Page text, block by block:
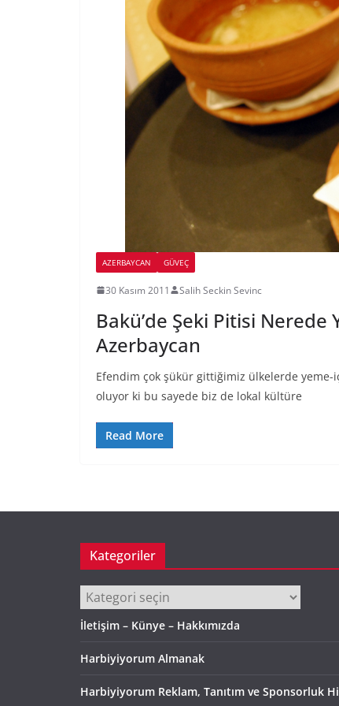
AZERBAYCAN GÜVEÇ
30 Kasım 2011 Salih Seckin Sevinc
Bakü’de Şeki Pitisi
Azerbaycan
Efendim çok şükür gittiğimiz ülkelerde yeme-
oluyor ki bu sayede biz de lokal kültüre
Read More
Kategoriler
Kategoriler
İletişim – Künye – Hakkımızda
Harbiyiyorum Almanak
Harbiyiyorum Reklam, Tanıtım ve Sponsorluk